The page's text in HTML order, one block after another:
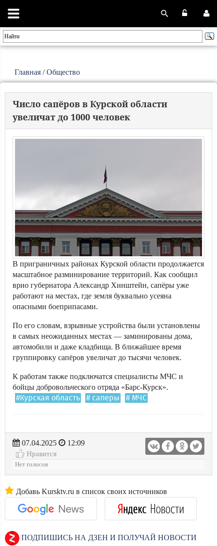
Главная /Общество
Число сапёров в Курской области
увеличат до 1000 человек
В приграничных районах Курской области продолжается
масштабное разминирование территорий. Как сообщил
врио губернатора Александр Хинштейн, сапёры уже
работают на местах, где земля буквально усеяна
опасными боеприпасами.
По его словам, взрывные устройства были установлены
в самых неожиданных местах — заминированы дома,
автомобили и даже кладбища. В ближайшее время
группировку сапёров увеличат до тысячи человек.
К работам также подключатся специалисты МЧС и
бойцы добровольческого отряда «Барс-Курск».
#Курская область # саперы # МЧС
07.04.2025
12:09
Нравится
Нет голосов
Добавь Kursktv.ru в список своих источников
ПОДПИШИСЬ НА ДЗЕН И ПОЛУЧАЙ НОВОСТИ